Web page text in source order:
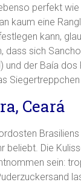
perfekt
kaum eine
kann,
dass sich
und der Baía dos
Ceará
beliebt. Die
sein: